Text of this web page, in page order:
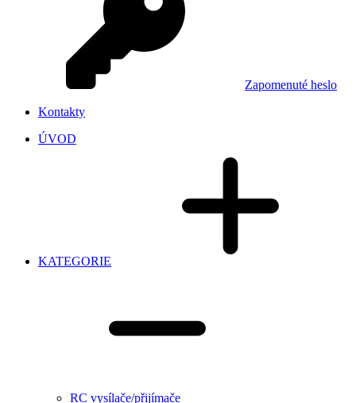
Zapomenuté heslo
Kontakty
ÚVOD
KATEGORIE
RC vysílače/přijímače